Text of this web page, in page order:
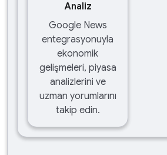
Analiz
Google News
entegrasyonuyla
ekonomik
gelişmeleri, piyasa
analizlerini ve
uzman yorumlarını
takip edin.